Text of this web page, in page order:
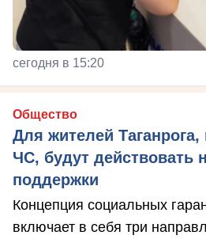
сегодня в 15:20
Общество
Для жителей
ЧС, будут действовать
поддержки
Концепция социальных
включает в себя три